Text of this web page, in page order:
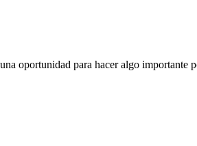
oportunidad para hacer algo importante